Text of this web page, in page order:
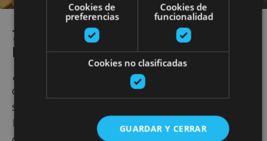
7. UNA EXPERIENCIA TRUFERA
PREMIUM
¿Sabías que en la localidad de Metauten, a los pies
de la sierra de Lokiz y muy cerca de Estella-Lizarra,
se produce trufa de manera natural? Por eso, el
Museo de la trufaes el lugar perfecto para
Cookies de
preferencias
Cookies de
funcionalidad
Cookies no clasificadas
GUARDAR Y CERRAR